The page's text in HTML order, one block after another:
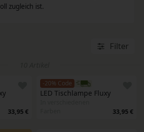
zugleich ist.
Filter
33,95 €
-20% Code
LED Tischlampe Fluxy
33,95 €